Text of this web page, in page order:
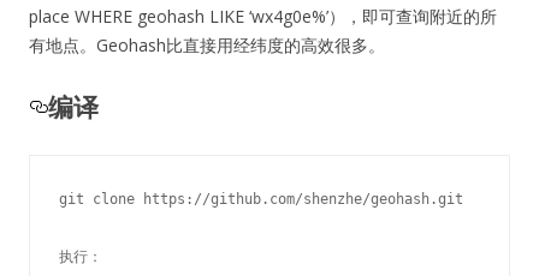
place WHERE geohash LIKE ‘wx4g0e%’），即可查询附近的所
有地点。Geohash比直接用经纬度的高效很多。
编译
git clone https://github.com/shenzhe/geohash.git
执行：